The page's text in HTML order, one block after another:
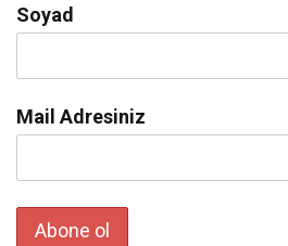
Soyad
Mail Adresiniz